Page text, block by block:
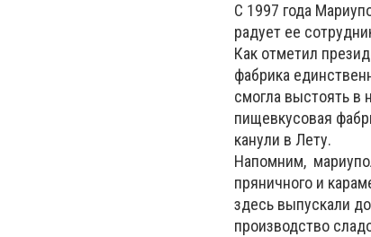
С 1997 года
радует ее
Как отметил
фабрика
смогла выстоять в
пищевкусовая
канули в Лету.
Напомним,
пряничного и
здесь выпускали
производство